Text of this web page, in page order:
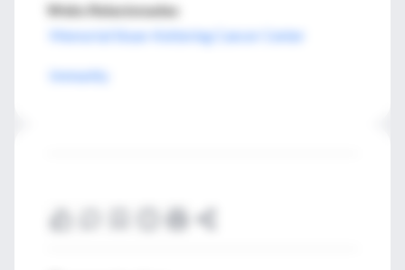
Webs Relacionadas
Memorial Sloan-Kettering Cancer Center
Immunity